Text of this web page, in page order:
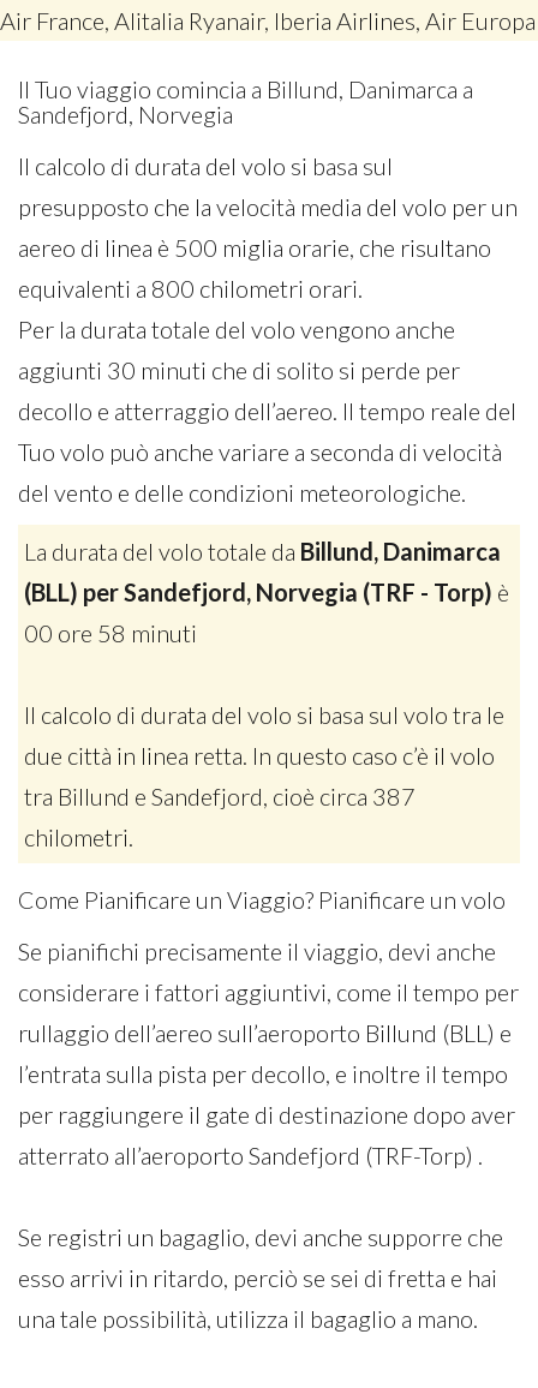
Air France, Alitalia Ryanair, Iberia Airlines, Air Europa
Il Tuo viaggio comincia a Billund, Danimarca a
Sandefjord, Norvegia
Il calcolo di durata del volo si basa sul
presupposto che la velocità media del volo per un
aereo di linea è 500 miglia orarie, che risultano
equivalenti a 800 chilometri orari.
Per la durata totale del volo vengono anche
aggiunti 30 minuti che di solito si perde per
decollo e atterraggio dell’aereo. Il tempo reale del
Tuo volo può anche variare a seconda di velocità
del vento e delle condizioni meteorologiche.
La durata del volo totale da Billund, Danimarca
(BLL) per Sandefjord, Norvegia (TRF - Torp) è
00 ore 58 minuti
Il calcolo di durata del volo si basa sul volo tra le
due città in linea retta. In questo caso c’è il volo
tra Billund e Sandefjord, cioè circa 387
chilometri.
Come Pianificare un Viaggio? Pianificare un volo
Se pianifichi precisamente il viaggio, devi anche
considerare i fattori aggiuntivi, come il tempo per
rullaggio dell’aereo sull’aeroporto Billund (BLL) e
l’entrata sulla pista per decollo, e inoltre il tempo
per raggiungere il gate di destinazione dopo aver
atterrato all’aeroporto Sandefjord (TRF-Torp) .
Se registri un bagaglio, devi anche supporre che
esso arrivi in ritardo, perciò se sei di fretta e hai
una tale possibilità, utilizza il bagaglio a mano.